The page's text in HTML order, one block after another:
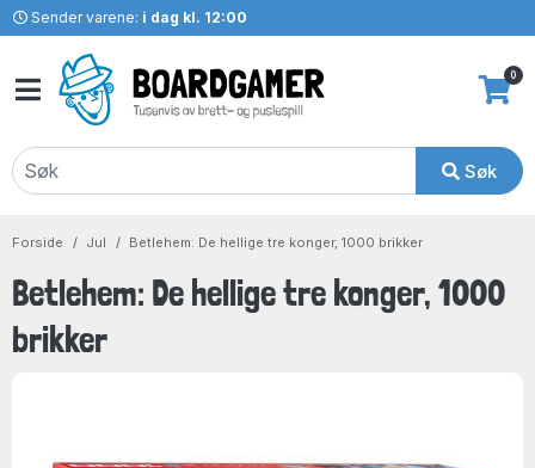
Sender varene: i dag kl. 12:00
Søk
0
Forside Jul Betlehem: De hellige tre konger, 1000 brikker
Betlehem: De hellige tre konger, 1000
brikker